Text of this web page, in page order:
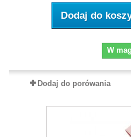
Dodaj do
W
Dodaj do porówania